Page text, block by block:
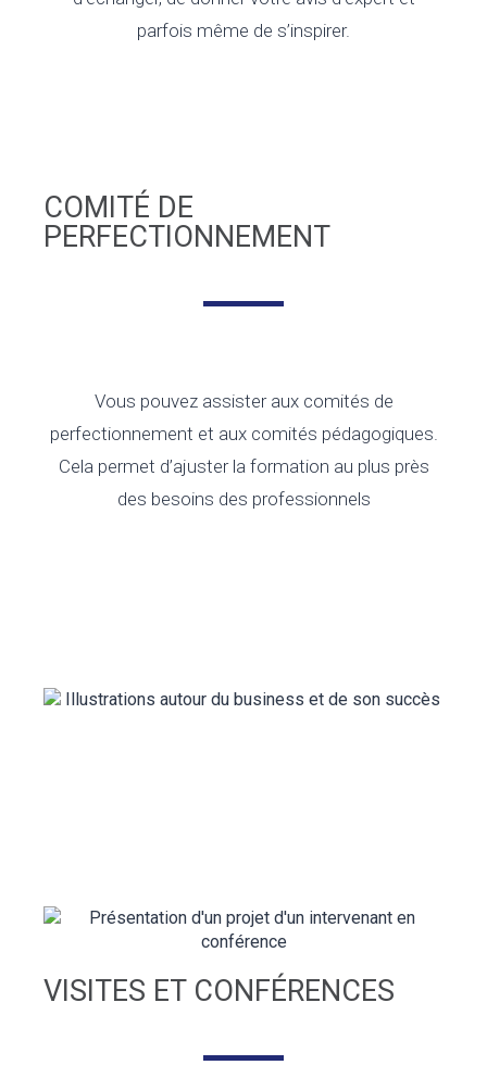
parfois même de s’inspirer.
COMITÉ DE
PERFECTIONNEMENT
Vous pouvez assister aux comités de
perfectionnement et aux comités pédagogiques.
Cela permet d’ajuster la formation au plus près
des besoins des professionnels
VISITES ET CONFÉRENCES